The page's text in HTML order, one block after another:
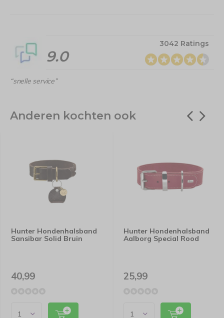
9.0
3042 Ratings
“snelle service”
Anderen kochten ook
Hunter Hondenhalsband
Sansibar Solid Bruin
40,99
Hunter Hondenhalsband
Aalborg Special Rood
25,99